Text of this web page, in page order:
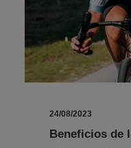
24/08/2023
Beneficios de